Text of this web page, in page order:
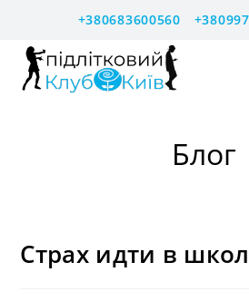
содержимому
+380683600560
Блог
Страх идти в